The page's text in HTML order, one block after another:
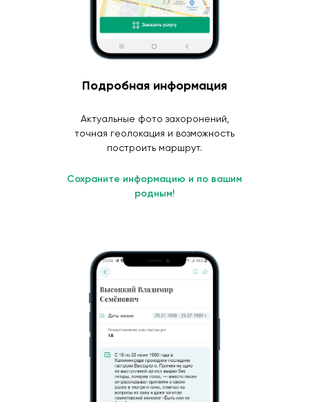
Подробная информация
Актуальные фото захоронений,
точная геолокация и возможность
построить маршрут.
Сохраните информацию и по вашим
родным!